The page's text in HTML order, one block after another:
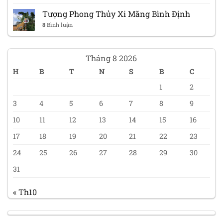
Tượng Phong Thủy Xi Măng Bình Định
8Bình luận
Tháng 8 2026
H B T N S B
C
1
2
3
4 5 6 7 8
9
10
11 12 13 14 15
16
17
18 19 20 21 22
23
24
25 26 27 28 29
30
31
« Th10